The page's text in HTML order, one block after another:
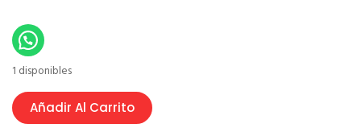
1 disponibles
Añadir Al Carrito